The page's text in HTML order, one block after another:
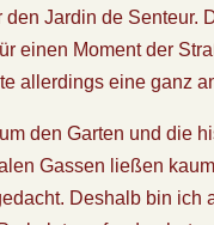
den Jardin de
einen Moment der
allerdings eine ganz
den Garten und die
Gassen ließen
Deshalb bin ich